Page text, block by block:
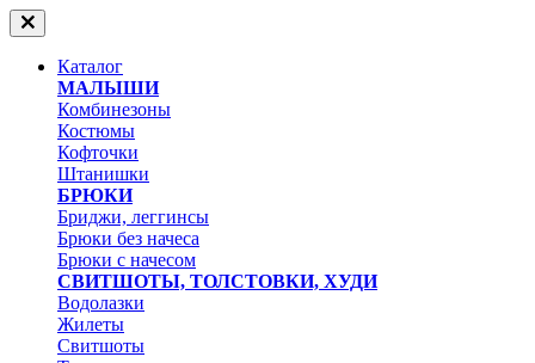
Каталог
МАЛЫШИ
Комбинезоны
Костюмы
Кофточки
Штанишки
БРЮКИ
Бриджи, леггинсы
Брюки без начеса
Брюки с начесом
СВИТШОТЫ, ТОЛСТОВКИ, ХУДИ
Водолазки
Жилеты
Свитшоты